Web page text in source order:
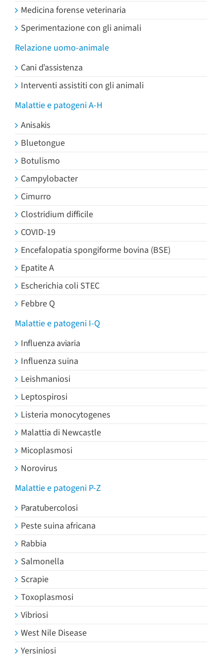
Medicina forense veterinaria
Sperimentazione con gli animali
Relazione uomo-animale
Cani d’assistenza
Interventi assistiti con gli animali
Malattie e patogeni A-H
Anisakis
Bluetongue
Botulismo
Campylobacter
Cimurro
Clostridium difficile
COVID-19
Encefalopatia spongiforme bovina (BSE)
Epatite A
Escherichia coli STEC
Febbre Q
Malattie e patogeni I-Q
Influenza aviaria
Influenza suina
Leishmaniosi
Leptospirosi
Listeria monocytogenes
Malattia di Newcastle
Micoplasmosi
Norovirus
Malattie e patogeni P-Z
Paratubercolosi
Peste suina africana
Rabbia
Salmonella
Scrapie
Toxoplasmosi
Vibriosi
West Nile Disease
Yersiniosi